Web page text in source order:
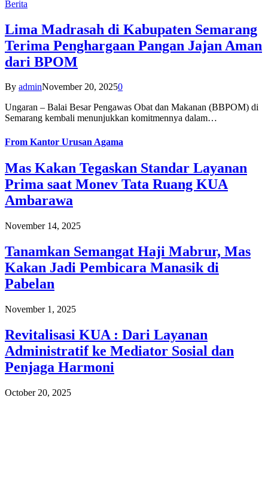
Berita
Lima Madrasah di Kabupaten Semarang
Terima Penghargaan Pangan Jajan Aman
dari BPOM
By adminNovember 20, 20250
Ungaran – Balai Besar Pengawas Obat dan Makanan (BBPOM) di
Semarang kembali menunjukkan komitmennya dalam…
From Kantor Urusan Agama
Mas Kakan Tegaskan Standar Layanan
Prima saat Monev Tata Ruang KUA
Ambarawa
November 14, 2025
Tanamkan Semangat Haji Mabrur, Mas
Kakan Jadi Pembicara Manasik di
Pabelan
November 1, 2025
Revitalisasi KUA : Dari Layanan
Administratif ke Mediator Sosial dan
Penjaga Harmoni
October 20, 2025